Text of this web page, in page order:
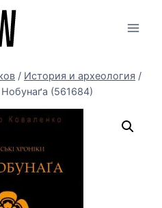
/ История и археология /
(561684)